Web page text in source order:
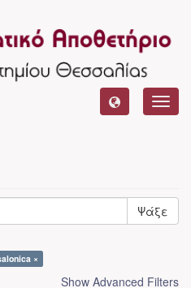
Ψάξε
×
Show Advanced Filters